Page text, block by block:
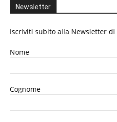
Newsletter
Iscriviti subito alla Newsletter di
Nome
Cognome